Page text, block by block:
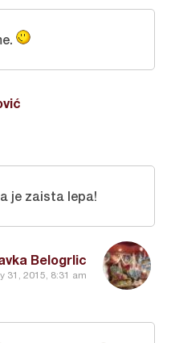
Belogrlic
31, 2015, 8:31 am
je zaista lepa!